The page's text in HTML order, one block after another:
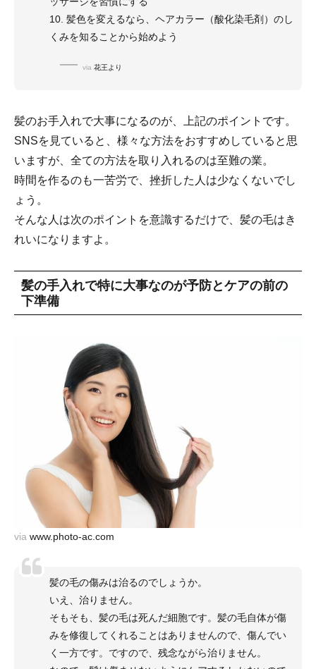
10. 髪色を変えるなら、ヘアカラー（酸化染毛剤）のし
くみを知ることから始めよう
via 花王より
髪のお手入れで大事になるのが、上記のポイントです。
SNSを見ていると、様々な方法をおすすめしていると思
いますが、全ての方法を取り入れるのは至難の業。
時間を作るのも一苦労で、挫折した人は少なくないでし
ょう。
そんな人は次のポイントを意識するだけで、髪の毛はき
れいになりますよ。
髪の手入れで特に大事なのが予防とケアの前の
下準備
via www.photo-ac.com
髪の毛の傷みは治るのでしょうか。
いえ、治りません。
そもそも、髪の毛は死んだ細胞です。髪の毛自体が傷
みを修復してくれることはありませんので、傷んでい
く一方です。ですので、残念ながら治りません。